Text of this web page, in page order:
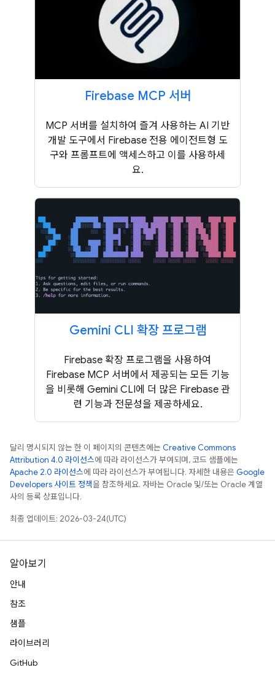
Firebase MCP 서버
MCP 서버를 설치하여 즐겨 사용하는 AI 기반
개발 도구에서 Firebase 전용 에이전트형 도
구와 프롬프트에 액세스하고 이를 사용하세
요.
Gemini CLI 확장 프로그램
Firebase 확장 프로그램을 사용하여
Firebase MCP 서버에서 제공되는 모든 기능
을 비롯해 Gemini CLI에 더 많은 Firebase 관
련 기능과 전문성을 제공하세요.
달리 명시되지 않는 한 이 페이지의 콘텐츠에는 Creative Commons
Attribution 4.0 라이선스에 따라 라이선스가 부여되며, 코드 샘플에는
Apache 2.0 라이선스에 따라 라이선스가 부여됩니다. 자세한 내용은 Google
Developers 사이트 정책을 참조하세요. 자바는 Oracle 및/또는 Oracle 계열
사의 등록 상표입니다.
최종 업데이트: 2026-03-24(UTC)
알아보기
안내
참조
샘플
라이브러리
GitHub